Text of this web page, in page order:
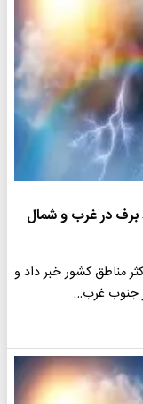
در غرب و شمال
مناطق کشور خبر داد و
جنوب غرب…